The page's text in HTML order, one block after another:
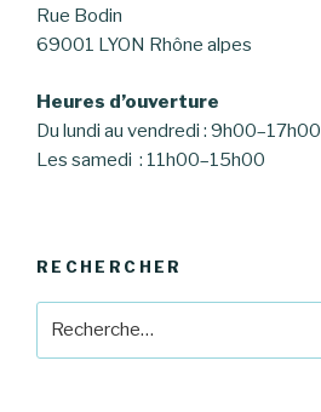
Rue Bodin
69001 LYON Rhône alpes
Heures d’ouverture
Du lundi au vendredi : 9h00–17h00
Les samedi : 11h00–15h00
RECHERCHER